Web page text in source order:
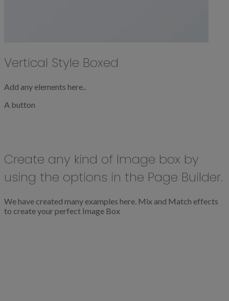
Vertical Style Boxed
Add any elements here..
A button
Create any kind of Image box by
using the options in the Page Builder.
We have created many examples here. Mix and Match effects
to create your perfect Image Box